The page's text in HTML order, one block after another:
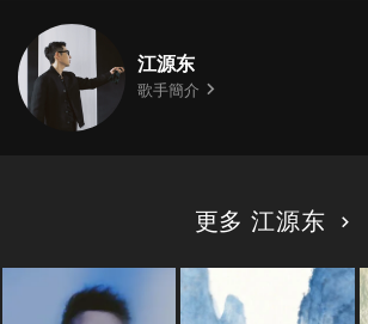
江源东
歌手簡介
更多 江源东